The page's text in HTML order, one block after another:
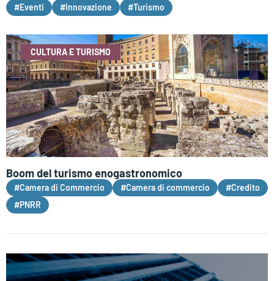
#Eventi #Innovazione #Turismo
CULTURA E TURISMO
Boom del turismo enogastronomico
#Camera di Commercio #Camera di commercio
#Credito
#PNRR